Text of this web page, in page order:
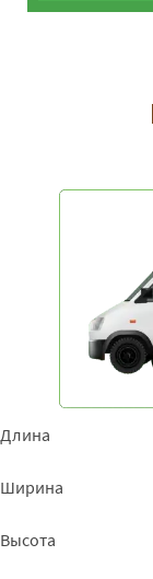
Длина
Ширина
Высота